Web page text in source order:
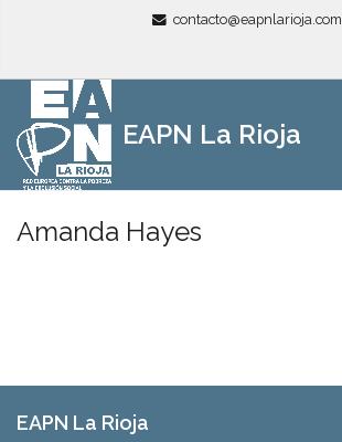
contacto@eapnlarioja.com
EAPN La Rioja
Amanda Hayes
EAPN La Rioja